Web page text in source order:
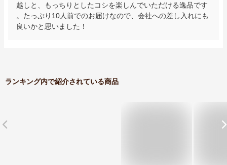
越しと、もっちりとしたコシを楽しんでいただける逸品です
。たっぷり10人前でのお届けなので、会社への差し入れにも
良いかと思いました！
ランキング内で紹介されている商品